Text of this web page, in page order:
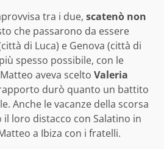
tra i due, scatenò non
che passarono da essere
di Luca) e Genova (città di
spesso possibile, con le
aveva scelto Valeria
durò quanto un battito
Anche le vacanze della scorsa
loro distacco con Salatino in
a Ibiza con i fratelli.